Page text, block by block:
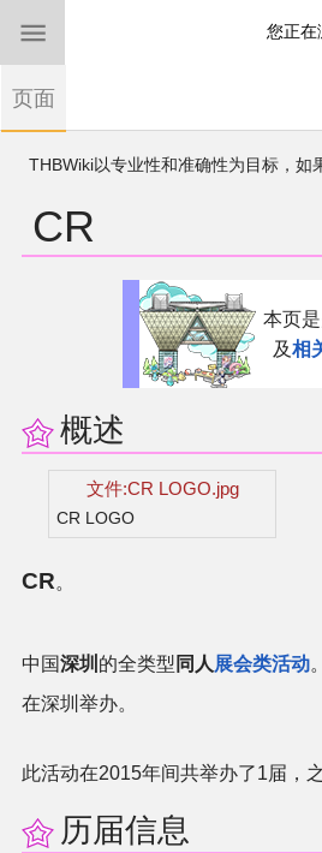
THBWiki以专业性和准确性为目标，如
如果您是第一次
有任何意见、建议、求助、反
CR
本页
及相
概述
文件:CR LOGO.jpg
CR LOGO
CR。
中国深圳 的全类型 同人 展会类活动。
在深圳举办。
此活动在2015年间共举办了1届，
历届信息
您正在
页面
首页
东方Project
东方同人规约
沙盒（建议使用）
讨论板
加入我们
官方音乐